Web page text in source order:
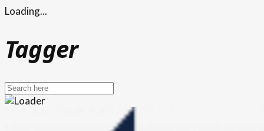
Loading...
Tagger